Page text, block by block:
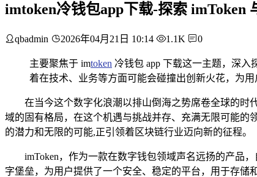
imtoken冷钱包app下载-探索 imToken
qbadmin 2026年04月21日 10:14 1.1K 0
主要聚焦于 imtoken 冷钱包 app 下载这一主题，深入
着在技术、业务等方面可能会碰撞出创新火花，为
在当今这个数字化浪潮以排山倒海之势席卷全球的时
域的固有格局，在这个机遇与挑战并存、充满无限可能的
的潜力和无限的可能,正引领着区块链行业迈向新的征程。
imToken，作为一款在数字钱包领域声名远扬的产品
字堡垒，为用户提供了一个安全、稳定的平台，用于存储